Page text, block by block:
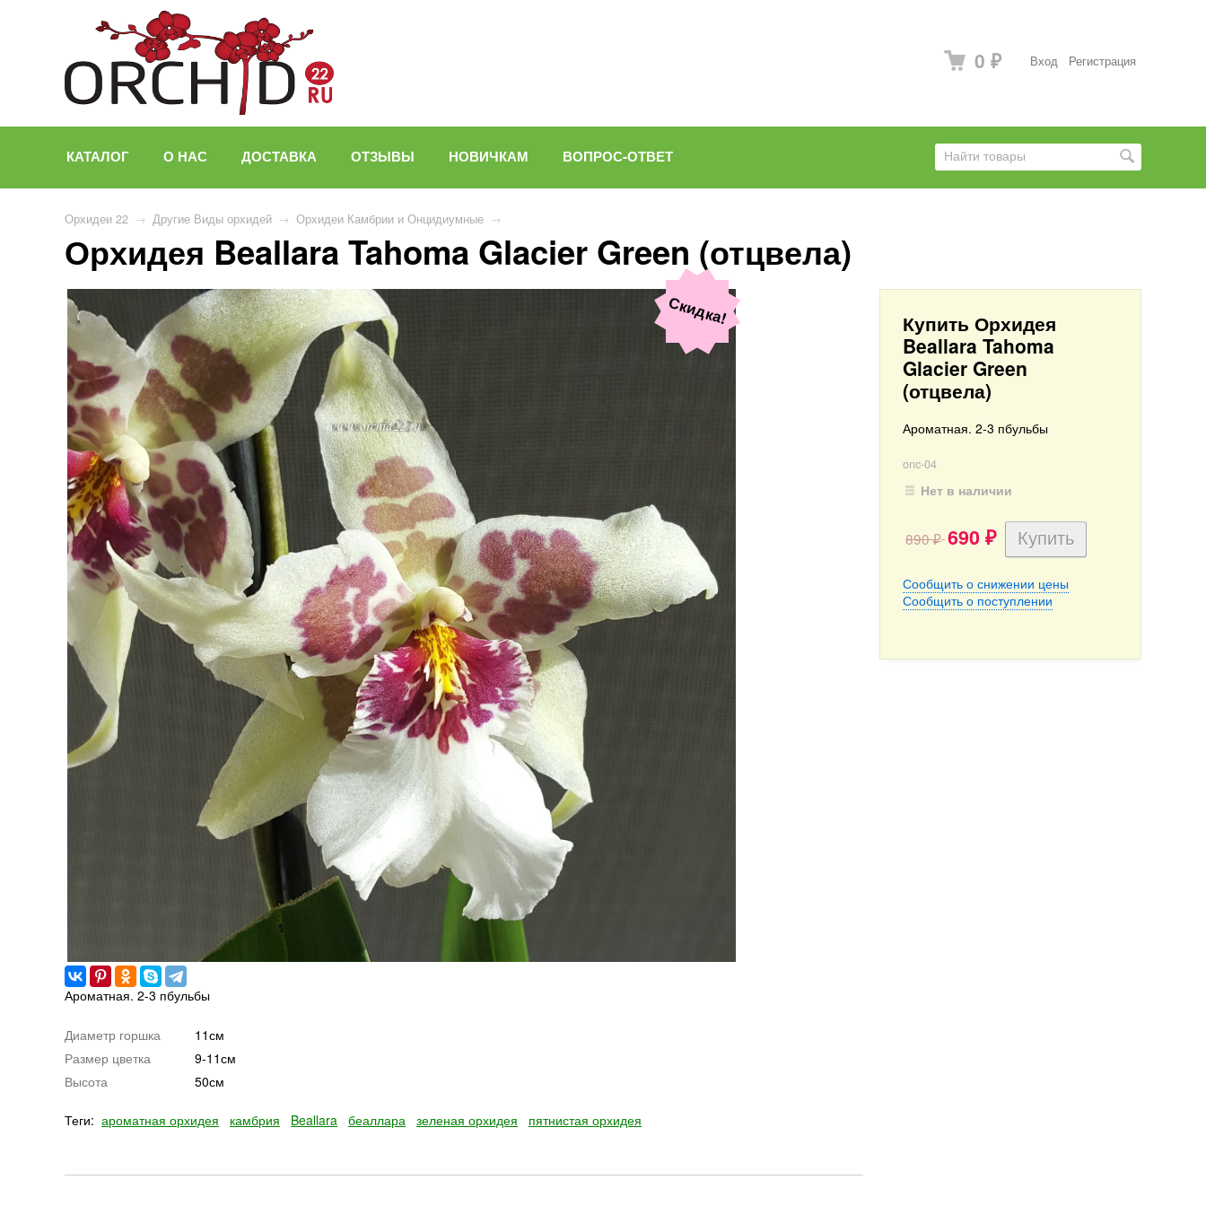
Вход Регистрация
0 ₽
КАТАЛОГ О НАС ДОСТАВКА ОТЗЫВЫ НОВИЧКАМ ВОПРОС-ОТВЕТ
Орхидеи 22 → Другие Виды орхидей → Орхидеи Камбрии и Онцидиумные →
Орхидея Beallara Tahoma Glacier Green (отцвела)
Купить Орхидея
Beallara Tahoma
Glacier Green
(отцвела)
Ароматная. 2-3 пбульбы
onc-04
Нет в наличии
890₽ 690 ₽
Сообщить о снижении цены
Сообщить о поступлении
Скидка!
Ароматная. 2-3 пбульбы
Диаметр горшка
11см
Размер цветка
9-11см
Высота
50см
Теги: ароматная орхидея камбрия Beallara беаллара зеленая орхидея пятнистая орхидея